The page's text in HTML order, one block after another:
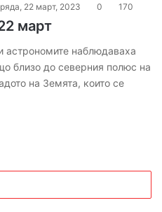
22 март, 2023 0 170
март
астрономите наблюдаваха
близо до северния полюс на
на Земята, които се